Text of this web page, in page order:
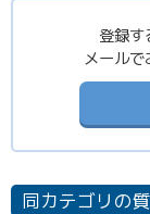
登録す
メールで
同カテゴリの